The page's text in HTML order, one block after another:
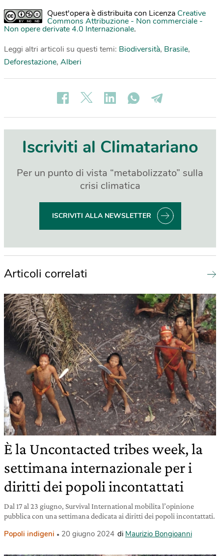
Quest'opera è distribuita con Licenza Creative
Commons Attribuzione - Non commerciale -
Non opere derivate 4.0 Internazionale.
Leggi altri articoli su questi temi: Biodiversità, Brasile,
Deforestazione, Alberi
Iscriviti al Climatariano
Per un punto di vista “metabolizzato” sulla
crisi climatica
ISCRIVITI ALLA NEWSLETTER
Articoli correlati
È la Uncontacted tribes week, la
settimana internazionale per i
diritti dei popoli incontattati
Dal 17 al 23 giugno, Survival International mobilita l’opinione
pubblica con una settimana dedicata ai diritti dei popoli incontattati.
Popoli indigeni 20 giugno 2024 di Maurizio Bongioanni